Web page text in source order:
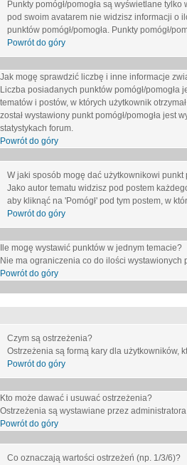
Punkty pomógł/pomogła są wyświetlane
pod swoim avatarem nie widzisz informacji o
punktów pomógł/pomogła. Punkty pomógł/
Powrót do góry
Jak mogę sprawdzić liczbę i inne informacje
Liczba posiadanych punktów pomógł/
tematów i postów, w których użytkownik
został wystawiony punkt pomógł/pomogła
statystykach forum.
Powrót do góry
W jaki sposób mogę dać użytkownikowi punkt
Jako autor tematu widzisz pod postem
aby kliknąć na 'Pomógł' pod tym postem, w
Powrót do góry
Ile mogę wystawić punktów w jednym temacie?
Nie ma ograniczenia co do ilości wystawionych
Powrót do góry
Czym są ostrzeżenia?
Ostrzeżenia są formą kary dla użytkowników,
Powrót do góry
Kto może dawać i usuwać ostrzeżenia?
Ostrzeżenia są wystawiane przez
Powrót do góry
Co oznaczają wartości ostrzeżeń (np. 1/3/6)?